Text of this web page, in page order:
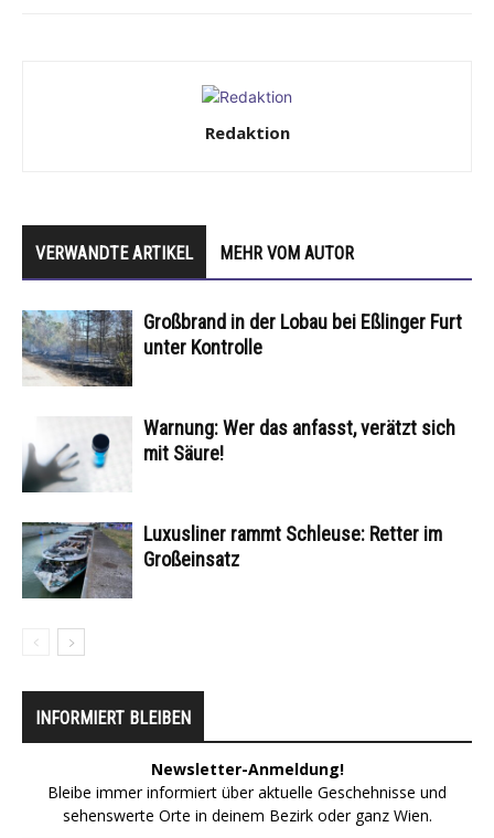
Redaktion
VERWANDTE ARTIKEL MEHR VOM AUTOR
Großbrand in der Lobau bei Eßlinger Furt
unter Kontrolle
Warnung: Wer das anfasst, verätzt sich
mit Säure!
Luxusliner rammt Schleuse: Retter im
Großeinsatz
INFORMIERT BLEIBEN
Newsletter-Anmeldung!
Bleibe immer informiert über aktuelle Geschehnisse und
sehenswerte Orte in deinem Bezirk oder ganz Wien.